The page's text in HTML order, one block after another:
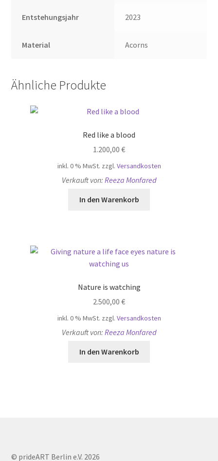
Entstehungsjahr 2023
Material Acorns
Ähnliche Produkte
Red like a blood
1.200,00 €
inkl. 0 % MwSt. zzgl. Versandkosten
Verkauft von: Reeza Monfared
In den Warenkorb
Nature is watching
2.500,00 €
inkl. 0 % MwSt. zzgl. Versandkosten
Verkauft von: Reeza Monfared
In den Warenkorb
© prideART Berlin e.V. 2026